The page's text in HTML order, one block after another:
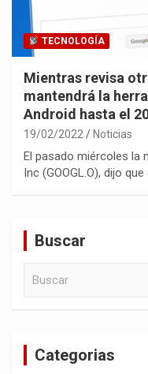
TECNOLOGÍA
Mientras revisa
mantendrá la
Android hasta el
19/02/2022 Noticias
El pasado miércoles la
Inc (GOOGL.O), dijo
Buscar
Categorias